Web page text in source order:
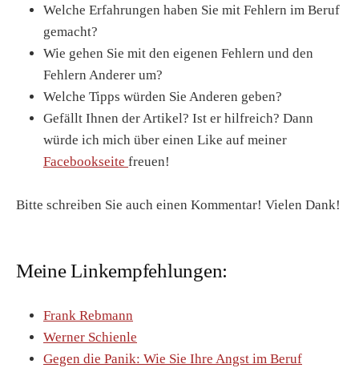
Welche Erfahrungen haben Sie mit Fehlern im Beruf
gemacht?
Wie gehen Sie mit den eigenen Fehlern und den
Fehlern Anderer um?
Welche Tipps würden Sie Anderen geben?
Gefällt Ihnen der Artikel? Ist er hilfreich? Dann
würde ich mich über einen Like auf meiner
Facebookseite freuen!
Bitte schreiben Sie auch einen Kommentar! Vielen Dank!
Meine Linkempfehlungen:
Frank Rebmann
Werner Schienle
Gegen die Panik: Wie Sie Ihre Angst im Beruf